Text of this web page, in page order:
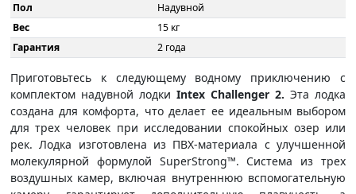
Пол
Надувной
Вес
15 кг
Гарантия
2 года
Приготовьтесь к следующему водному приключению с
комплектом надувной лодки Intex Challenger 2. Эта лодка
создана для комфорта, что делает ее идеальным выбором
для трех человек при исследовании спокойных озер или
рек. Лодка изготовлена из ПВХ-материала с улучшенной
молекулярной формулой SuperStrong™. Система из трех
воздушных камер, включая внутреннюю вспомогательную